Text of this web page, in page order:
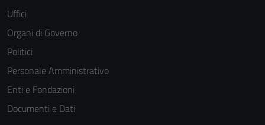
Uffici
Organi di Governo
Politici
Personale Amministrativo
Enti e Fondazioni
Documenti e Dati